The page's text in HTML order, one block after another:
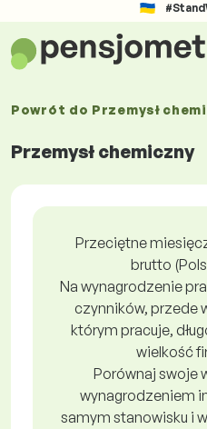
Powrót do Przemysł
Przemysł chemiczny
Przeciętne
brutto
Na wynagrodzenie
czynników, przede
którym pracuje,
wielkość
Porównaj swoje
wynagrodzeniem
samym stanowisku i